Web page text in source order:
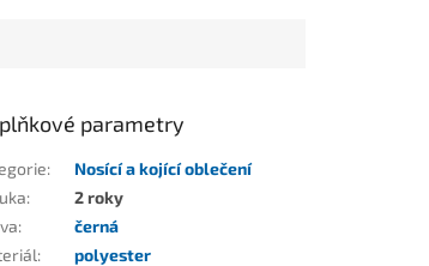
parametry
:
Nosící a kojící oblečení
:
2 roky
:
černá
:
polyester